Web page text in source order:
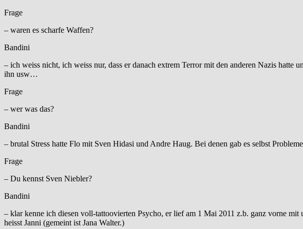
Frage
– waren es scharfe Waffen?
Bandini
– ich weiss nicht, ich weiss nur, dass er danach extrem Terror mit den anderen Nazis
ihn usw…
Frage
– wer was das?
Bandini
– brutal Stress hatte Flo mit Sven Hidasi und Andre Haug. Bei denen gab es selbst
Frage
– Du kennst Sven Niebler?
Bandini
– klar kenne ich diesen voll-tattoovierten Psycho, er lief am 1 Mai 2011 z.b. ganz vorne
heisst Janni (gemeint ist Jana Walter.)